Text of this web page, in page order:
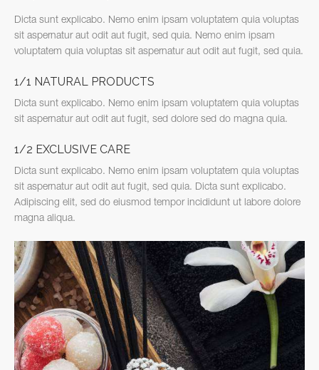
Dicta sunt explicabo. Nemo enim ipsam voluptatem quia voluptas
sit aspernatur aut odit aut fugit, sed quia. Nemo enim ipsam
voluptatem quia voluptas sit aspernatur aut odit aut fugit, sed quia.
1/1 NATURAL PRODUCTS
Dicta sunt explicabo. Nemo enim ipsam voluptatem quia voluptas
sit aspernatur aut odit aut fugit, sed dolore sed do magna quia.
1/2 EXCLUSIVE CARE
Dicta sunt explicabo. Nemo enim ipsam voluptatem quia voluptas
sit aspernatur aut odit aut fugit, sed quia. Dicta sunt explicabo.
Adipiscing elit, sed do eiusmod tempor incididunt ut labore dolore
magna aliqua.